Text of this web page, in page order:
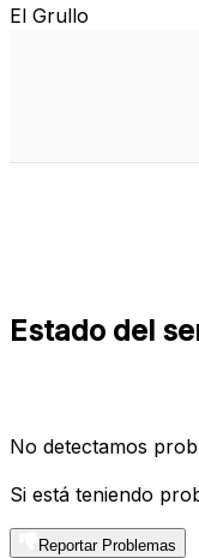
El Grullo
Estado del
No detectamos
Si está teniendo
Reportar Problemas